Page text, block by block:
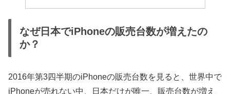
なぜ日本でiPhoneの販売台数が増えたの
か？
2016年第3四半期のiPhoneの販売台数を見ると、世界中で
iPhoneが売れない中、日本だけが唯一、販売台数が増え